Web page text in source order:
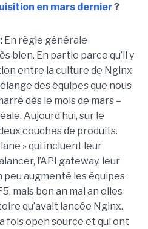
en mars dernier?
En règle générale
bien. En partie parce qu’il y
entre la culture de Nginx
des équipes que nous
dès le mois de mars –
Aujourd’hui, sur le
couches de produits.
» qui incluent leur
l’API gateway, leur
peu augmenté les équipes
mais bon an mal an elles
qu’avait lancée Nginx.
fois open source et qui ont